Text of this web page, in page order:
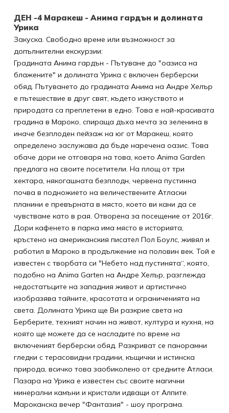
ДЕН -4 Маракеш - Анима гардън и долината
Урика
Закуска. Свободно време или възможност за
допълнителни екскурзии:
Градината Анима гардън - Пътуване до "оазиса на
блажените" и долината Урика с включен берберски
обяд. Пътуването до градината Анима на Андре Хелър
е пътешествие в друг свят, където изкуството и
природата са преплетени в едно. Това е най-красивата
градина в Мароко, спираща дъха мечта за зеленина в
иначе безплоден пейзаж на юг от Маракеш, която
определено заслужава да бъде наречена оазис. Това
обаче дори не отговаря на това, което Anima Garden
предлага на своите посетители. На площ от три
хектара, някогашната безплодн, червена пустинна
почва в подножието на величествените Атласки
планини е превърната в място, което ви кани да се
чувстваме като в рая. Отворена за посещение от 2016г.
Дори кафенето в парка има място в историята,
кръстено на американския писател Пол Боулс, живял и
работил в Мароко в продължение на половин век. Той е
известен с творбата си "Небето над пустинята“, която,
подобно на Anima Garten на Андре Хелър, разглежда
недостатъците на западния живот и артистично
изобразява тайните, красотата и ограниченията на
света. Долината Урика ще Ви разкрие света на
Берберите, техният начин на живот, култура и кухня, на
която ще можете да се насладите по време на
включеният берберски обяд. Разкриват се панорамни
гледки с терасовидни градини, къщички и истинска
природа, всичко това заобиколено от средните Атласи.
Пазара на Урика е известен със своите магични
минерални камъни и кристали идващи от Алпите.
Мароканска вечер "Фантазия" - шоу програма.